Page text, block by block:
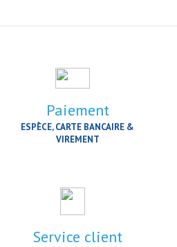
Paiement
ESPÈCE, CARTE BANCAIRE &
VIREMENT
Service client